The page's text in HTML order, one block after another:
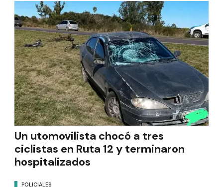
Un utomovilista chocó a tres
ciclistas en Ruta 12 y terminaron
hospitalizados
POLICIALES